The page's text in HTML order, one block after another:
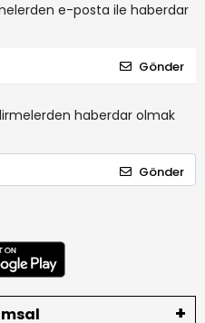
e-posta ile haberdar
Gönder
haberdar olmak
Gönder